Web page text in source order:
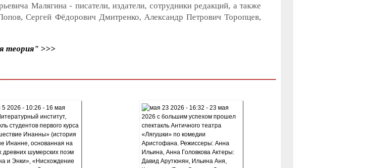
Малягина - писатели, издатели, сотрудники редакций, а также
Сергей Фёдорович Дмитренко, Александр Петрович Торопцев,
теория" >>>